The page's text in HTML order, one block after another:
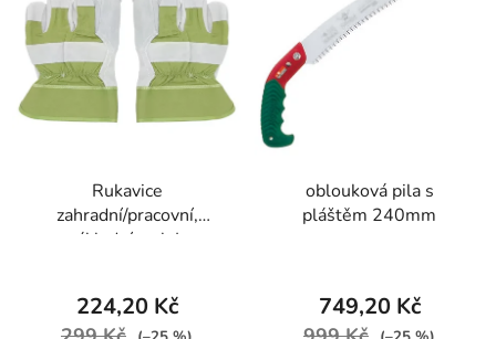
Rukavice
zahradní/pracovní,
základní, vel. L
224,20 Kč
oblouková pila s
pláštěm 240mm
749,20 Kč